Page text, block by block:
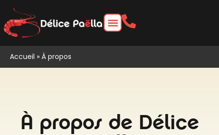
Accueil » À propos
À propos de Délice